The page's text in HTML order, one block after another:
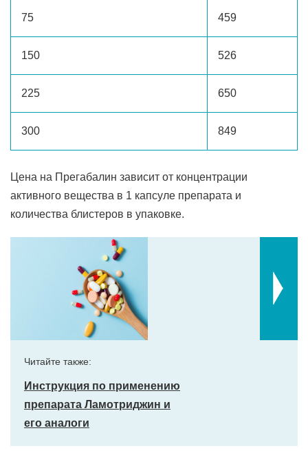
75 459
150 526
225 650
300 849
Цена на Прегабалин зависит от концентрации
активного вещества в 1 капсуле препарата и
количества блистеров в упаковке.
Читайте также:
Инструкция по применению
препарата Ламотриджин и
его аналоги